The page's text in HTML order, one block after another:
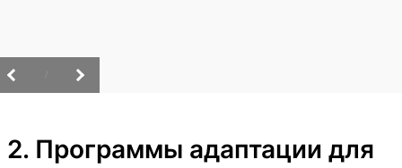
2. Программы адаптации для